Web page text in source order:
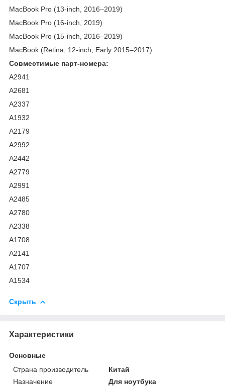
MacBook Pro (13-inch, 2016–2019)
MacBook Pro (16-inch, 2019)
MacBook Pro (15-inch, 2016–2019)
MacBook (Retina, 12-inch, Early 2015–2017)
Совместимые парт-номера:
A2941
A2681
A2337
A1932
A2179
A2992
A2442
A2779
A2991
A2485
A2780
A2338
A1708
A2141
A1707
A1534
Скрыть
Характеристики
Основные
Страна производитель
Китай
Назначение
Для ноутбука